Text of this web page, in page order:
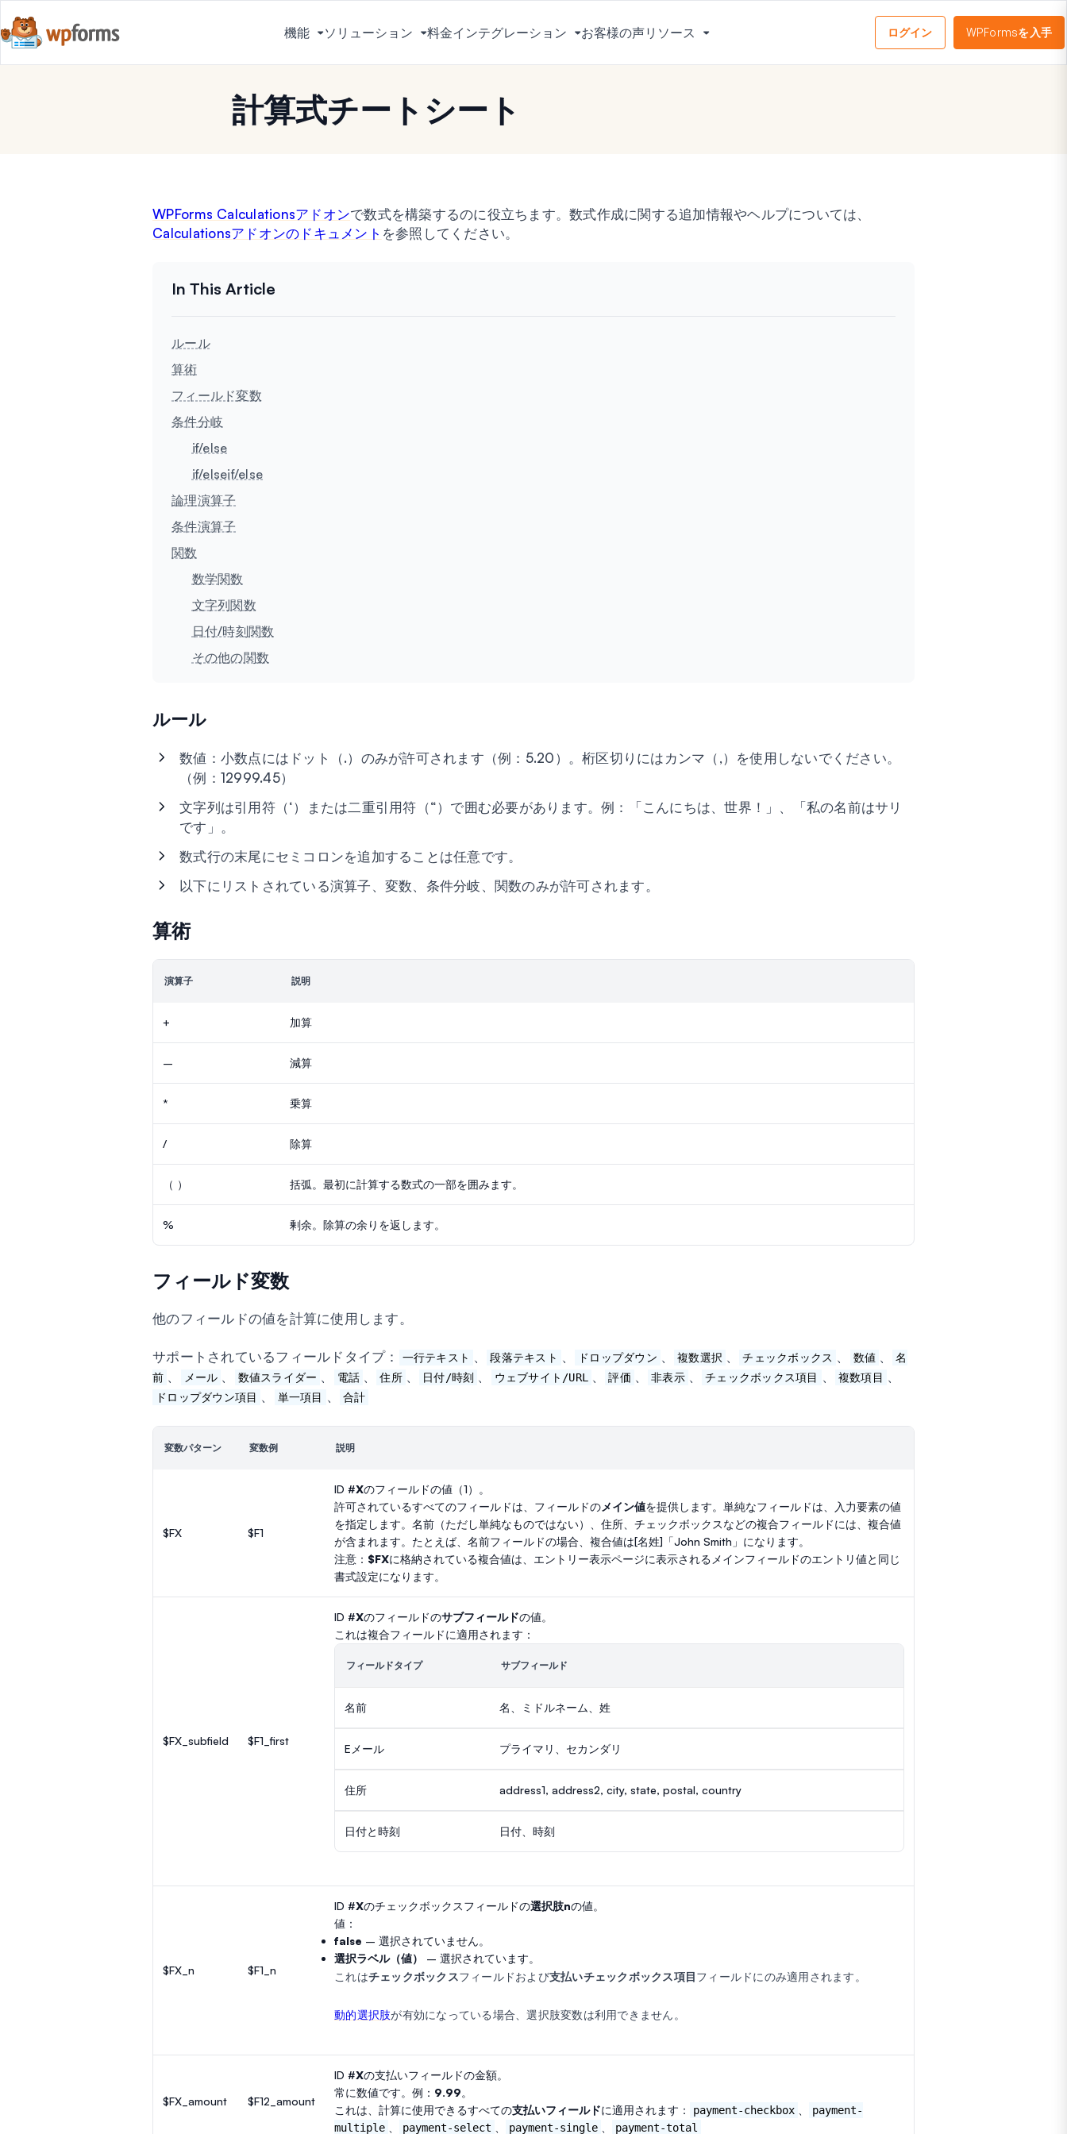
機能
メ
ニ
ー
を
る
ソリューション
メ
ニ
ー
を
る
料金インテグレーション
メ
ニ
る
お客様の声リソース
ニ
る
ログイン WPFormsを入手
計算式チートシート
WPForms Calculationsアドオンで数式を構築するのに役立ちます。数式作成に関する追加情報やヘルプについては、
Calculationsアドオンのドキュメント を参照してください。
ルール
算術
フィールド変数
条件分岐
if/else
if/elseif/else
論理演算子
条件演算子
関数
数学関数
文字列関数
日付/時刻関数
その他の関数
ルール
数値：小数点にはドット（.）のみが許可されます（例：5.20）。桁区切りにはカンマ（,）を使用しないでください。
（例：12999.45）
文字列は引用符（‘）または二重引用符（“）で囲む必要があります。例：「こんにちは、世界！」、「私の名前はサリ
です」。
数式行の末尾にセミコロンを追加することは任意です。
以下にリストされている演算子、変数、条件分岐、関数のみが許可されます。
算術
演算子 説明
+ 加算
– 減算
* 乗算
/ 除算
（ ） 括弧。最初に計算する数式の一部を囲みます。
% 剰余。除算の余りを返します。
フィールド変数
他のフィールドの値を計算に使用します。
サポートされているフィールドタイプ： 一行テキスト 、 段落テキスト 、 ドロップダウン 、 複数選択 、 チェックボックス 、 数値 、
名
前 、 メール 、 数値スライダー 、 電話 、 住所 、 日付/時刻 、 ウェブサイト/URL 、 評価 、 非表示 、 チェックボックス項目 、 複数項目 、
ドロップダウン項目 、 単一項目 、 合計
変数パターン 変数例 説明
$FX $F1
ID #Xのフィールドの値（1）。
許可されているすべてのフィールドは、フィールドのメイン値を提供します。単純なフィールドは、入力要素の値
を指定します。名前（ただし単純なものではない）、住所、チェックボックスなどの複合フィールドには、複合値
が含まれます。たとえば、名前フィールドの場合、複合値は[名姓]「John Smith」になります。
注意： $FXに格納されている複合値は、エントリー表示ページに表示されるメインフィールドのエントリ値と同じ
書式設定になります。
$FX_subfield $F1_first
ID #Xのフィールドのサブフィールドの値。
これは複合フィールドに適用されます：
フィールドタイプ サブフィールド
名前 名、ミドルネーム、姓
Eメール プライマリ、セカンダリ
住所 address1, address2, city, state, postal, country
日付と時刻 日付、時刻
$FX_n $F1_n
ID #Xのチェックボックスフィールドの選択肢nの値。
値：
false – 選択されていません。
選択ラベル（値）
– 選択されています。
これはチェックボックスフィールドおよび支払いチェックボックス項目フィールドにのみ適用されます。
動的選択肢が有効になっている場合、選択肢変数は利用できません。
$FX_amount $F12_amount
ID #Xの支払いフィールドの金額。
常に数値です。例： 9.99。
これは、計算に使用できるすべての支払いフィールドに適用されます： payment-checkbox
payment-
multiple
payment-select payment-single payment-total